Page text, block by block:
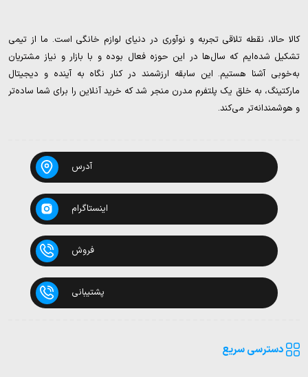
کالا حالا، نقطه تلاقی تجربه و نوآوری در دنیای لوازم خانگی است. ما از تیمی
تشکیل شده‌ایم که سال‌ها در این حوزه فعال بوده و با بازار و نیاز مشتریان
به‌خوبی آشنا هستیم. این سابقه ارزشمند در کنار نگاه به آینده و دیجیتال
مارکتینگ، به خلق یک پلتفرم مدرن منجر شد که خرید آنلاین را برای شما ساده‌تر
و هوشمندانه‌تر می‌کند.
آدرس
اینستاگرام
فروش
پشتیبانی
دسترسی سریع